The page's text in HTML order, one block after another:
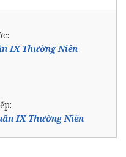
IX Thường Niên
IX Thường Niên